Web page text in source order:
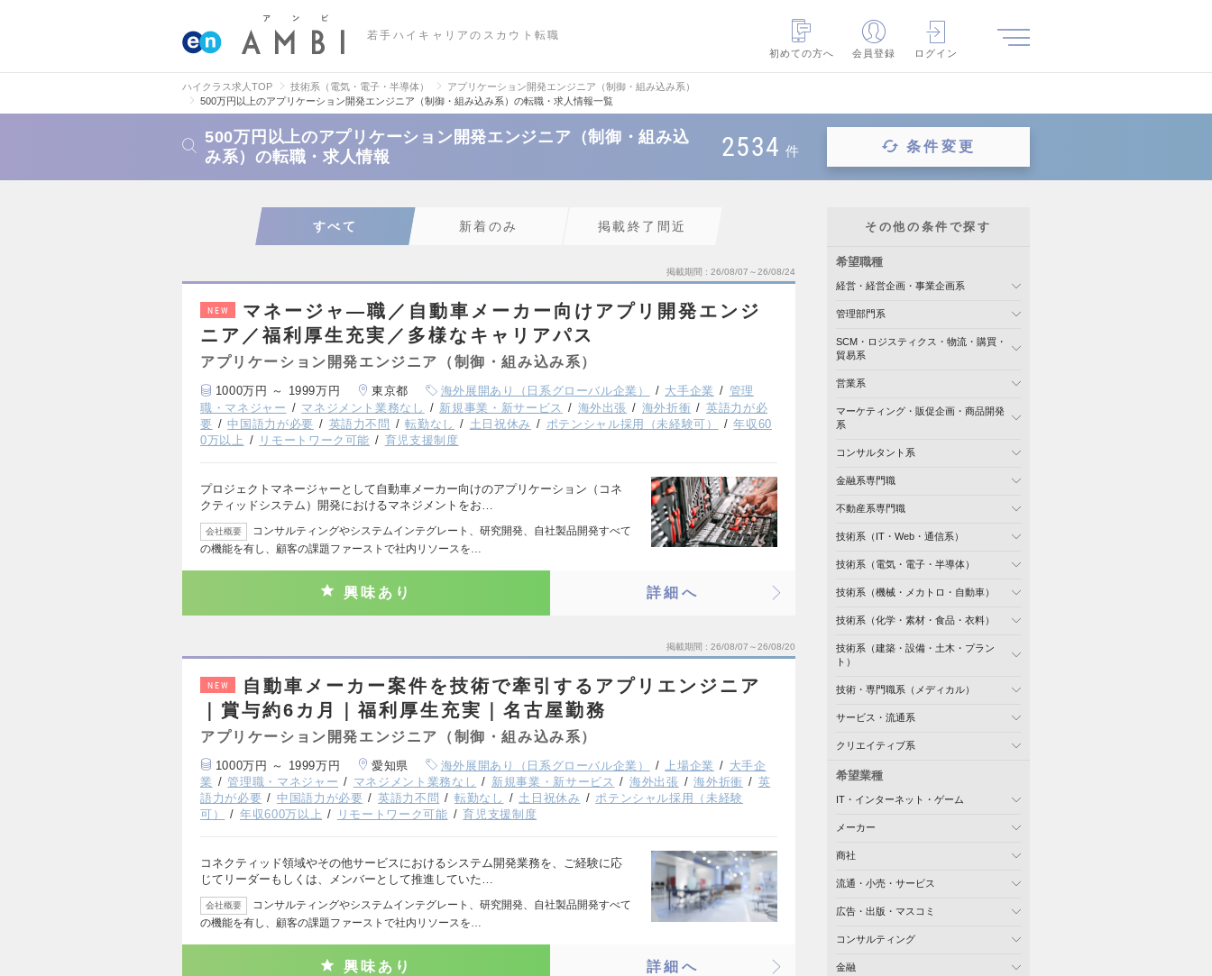
若手ハイキャリアのスカウト転職
初めての方へ
会員登録 ログイン
ハイクラス求人TOP 技術系（電気・電子・半導体）
アプリケーション開発エンジニア（制御・組み込み系）
500万円以上のアプリケーション開発エンジニア（制御・組み込み系）の転職・求人情報一覧
500万円以上のアプリケーション開発エンジニア（制御・組み込
み系）の転職・求人情報
2534 件 条件変更
すべて 新着のみ 掲載終了間近
掲載期間 26/08/07～26/08/24
NEW
マネージャ―職／自動車メーカー向けアプリ開発エンジ
ニア／福利厚生充実／多様なキャリアパス
アプリケーション開発エンジニア（制御・組み込み系）
1000万円 ～ 1999万円 東京都 海外展開あり（日系グローバル企業） 大手企業
管理
職・マネジャー
マネジメント業務なし 新規事業・新サービス 海外出張 海外折衝
英語力が必
要
中国語力が必要 英語力不問 転勤なし 土日祝休み ポテンシャル採用（未経験可）
年収60
0万以上
リモートワーク可能 育児支援制度
プロジェクトマネージャーとして自動車メーカー向けのアプリケーション（コネ
クティッドシステム）開発におけるマネジメントをお…
会社概要
コンサルティングやシステムインテグレート、研究開発、自社製品開発すべて
の機能を有し、顧客の課題ファーストで社内リソースを…
興味あり 詳細へ
掲載期間 26/08/07～26/08/20
NEW
自動車メーカー案件を技術で牽引するアプリエンジニア
｜賞与約6カ月｜福利厚生充実｜名古屋勤務
アプリケーション開発エンジニア（制御・組み込み系）
1000万円 ～ 1999万円 愛知県 海外展開あり（日系グローバル企業） 上場企業
大手企
業
管理職・マネジャー マネジメント業務なし 新規事業・新サービス 海外出張 海外折衝
英
語力が必要
中国語力が必要 英語力不問 転勤なし 土日祝休み
ポテンシャル採用（未経験
可）
年収600万以上 リモートワーク可能 育児支援制度
コネクティッド領域やその他サービスにおけるシステム開発業務を、ご経験に応
じてリーダーもしくは、メンバーとして推進していた…
会社概要
コンサルティングやシステムインテグレート、研究開発、自社製品開発すべて
の機能を有し、顧客の課題ファーストで社内リソースを…
興味あり 詳細へ
その他の条件で探す
希望職種
経営・経営企画・事業企画系
管理部門系
SCM・ロジスティクス・物流・購買・
貿易系
営業系
マーケティング・販促企画・商品開発
系
コンサルタント系
金融系専門職
不動産系専門職
技術系（IT・Web・通信系）
技術系（電気・電子・半導体）
技術系（機械・メカトロ・自動車）
技術系（化学・素材・食品・衣料）
技術系（建築・設備・土木・プラン
ト）
技術・専門職系（メディカル）
サービス・流通系
クリエイティブ系
希望業種
IT・インターネット・ゲーム
メーカー
商社
流通・小売・サービス
広告・出版・マスコミ
コンサルティング
金融